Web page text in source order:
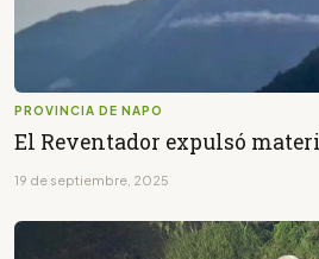
PROVINCIA DE NAPO
El Reventador expulsó
19 de septiembre, 2025